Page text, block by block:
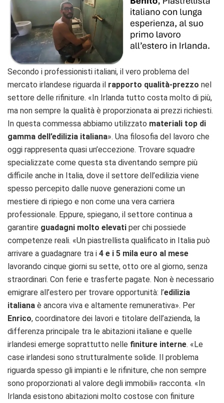
Secondo i professionisti italiani, il vero problema del
mercato irlandese riguarda il rapporto qualità-prezzo nel
settore delle rifiniture. «In Irlanda tutto costa molto di più,
ma non sempre la qualità è proporzionata ai prezzi richiesti.
In questa commessa abbiamo utilizzato materiali top di
gamma dell’edilizia italiana». Una filosofia del lavoro che
oggi rappresenta quasi un’eccezione. Trovare squadre
specializzate come questa sta diventando sempre più
difficile anche in Italia, dove il settore dell’edilizia viene
spesso percepito dalle nuove generazioni come un
mestiere di ripiego e non come una vera carriera
professionale. Eppure, spiegano, il settore continua a
garantire guadagni molto elevati per chi possiede
competenze reali. «Un piastrellista qualificato in Italia può
arrivare a guadagnare tra i 4 e i 5 mila euro al mese
lavorando cinque giorni su sette, otto ore al giorno, senza
straordinari. Con ferie e trasferte pagate. Non è necessario
emigrare all’estero per trovare opportunità: l’edilizia
italiana è ancora viva e altamente remunerativa». Per
Enrico, coordinatore dei lavori e titolare dell’azienda, la
differenza principale tra le abitazioni italiane e quelle
irlandesi emerge soprattutto nelle finiture interne. «Le
case irlandesi sono strutturalmente solide. Il problema
riguarda spesso gli impianti e le rifiniture, che non sempre
sono proporzionati al valore degli immobili» racconta. «In
Irlanda esistono abitazioni molto costose con finiture